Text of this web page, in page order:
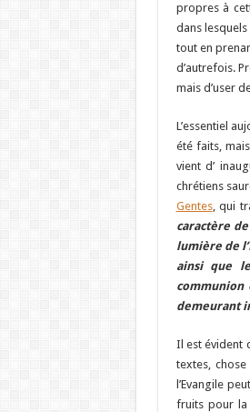
propres à
dans
tout en
d’autrefois.
mais d’user
L’essentiel
été faits,
vient d’
chrétiens
Gentes, qui
caractère
lumière de
ainsi que
communion
demeurant
Il est évident
textes,
l’Evangile
fruits pour la